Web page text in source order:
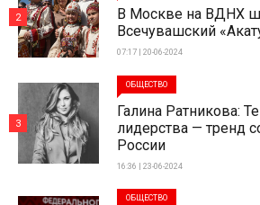
В Москве на ВДНХ
Всечувашский
07:17 | 20-06-2024
2
ОБЩЕСТВО
Галина Ратникова:
лидерства — тренд
России
16:36 | 23-06-2024
3
ОБЩЕСТВО